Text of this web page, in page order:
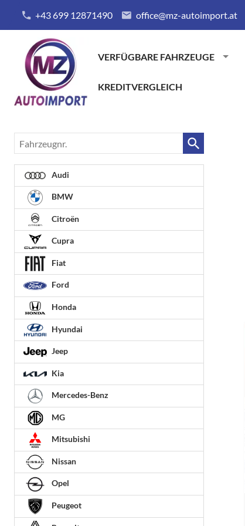
+43 699 12871490 office@mz-autoimport.at
VERFÜGBARE FAHRZEUGE
KREDITVERGLEICH
Fahrzeugnr.
Audi
BMW
Citroën
Cupra
Fiat
Ford
Honda
Hyundai
Jeep
Kia
Mercedes-Benz
MG
Mitsubishi
Nissan
Opel
Peugeot